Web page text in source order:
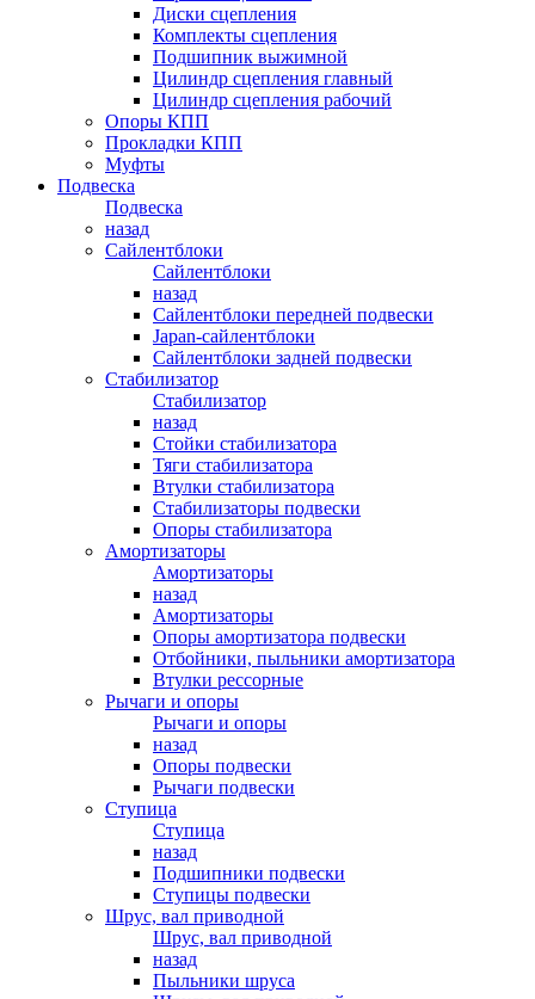
Диски сцепления
Комплекты сцепления
Подшипник выжимной
Цилиндр сцепления главный
Цилиндр сцепления рабочий
Опоры КПП
Прокладки КПП
Муфты
Подвеска
Подвеска
назад
Сайлентблоки
Сайлентблоки
назад
Сайлентблоки передней подвески
Japan-сайлентблоки
Сайлентблоки задней подвески
Стабилизатор
Стабилизатор
назад
Стойки стабилизатора
Тяги стабилизатора
Втулки стабилизатора
Стабилизаторы подвески
Опоры стабилизатора
Амортизаторы
Амортизаторы
назад
Амортизаторы
Опоры амортизатора подвески
Отбойники, пыльники амортизатора
Втулки рессорные
Рычаги и опоры
Рычаги и опоры
назад
Опоры подвески
Рычаги подвески
Ступица
Ступица
назад
Подшипники подвески
Ступицы подвески
Шрус, вал приводной
Шрус, вал приводной
назад
Пыльники шруса